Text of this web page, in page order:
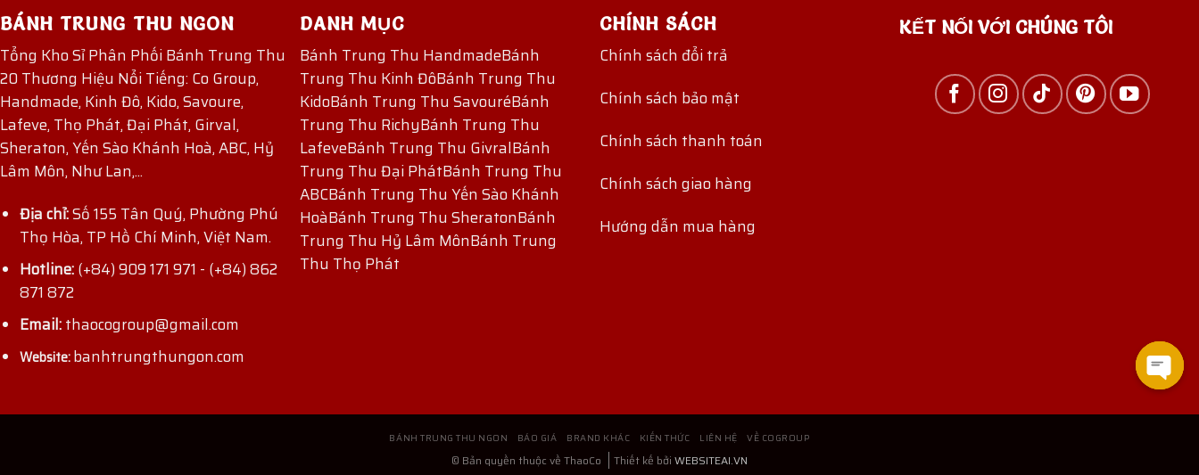
BÁNH TRUNG THU NGON
Tổng Kho Sỉ Phân Phối Bánh Trung Thu
20 Thương Hiệu Nổi Tiếng: Co Group,
Handmade, Kinh Đô, Kido, Savoure,
Lafeve, Thọ Phát, Đại Phát, Girval,
Sheraton, Yến Sào Khánh Hoà, ABC, Hỷ
Lâm Môn, Như Lan,...
Địa chỉ:Số 155 Tân Quý, Phường Phú
Thọ Hòa, TP Hồ Chí Minh, Việt Nam.
Hotline:(+84) 909 171 971 - (+84) 862
871 872
Email:thaocogroup@gmail.com
Website:banhtrungthungon.com
DANH MỤC
Bánh Trung Thu HandmadeBánh
Trung Thu Kinh ĐôBánh Trung Thu
KidoBánh Trung Thu SavouréBánh
Trung Thu RichyBánh Trung Thu
LafeveBánh Trung Thu GivralBánh
Trung Thu Đại PhátBánh Trung Thu
ABCBánh Trung Thu Yến Sào Khánh
HoàBánh Trung Thu SheratonBánh
Trung Thu Hỷ Lâm MônBánh Trung
Thu Thọ Phát
CHÍNH SÁCH
Chính sách đổi trả
Chính sách bảo mật
Chính sách thanh toán
Chính sách giao hàng
Hướng dẫn mua hàng
KẾT NỐI VỚI CHÚNG TÔI
BÁNH TRUNG THU NGON BÁO GIÁ BRAND KHÁC KIẾN THỨC LIÊN HỆ VỀ COGROUP
© Bản quyền thuộc về ThaoCo Thiết kế bởi WEBSITEAI.VN
ĐĂNG KÝ NHẬN ƯU ĐÃI